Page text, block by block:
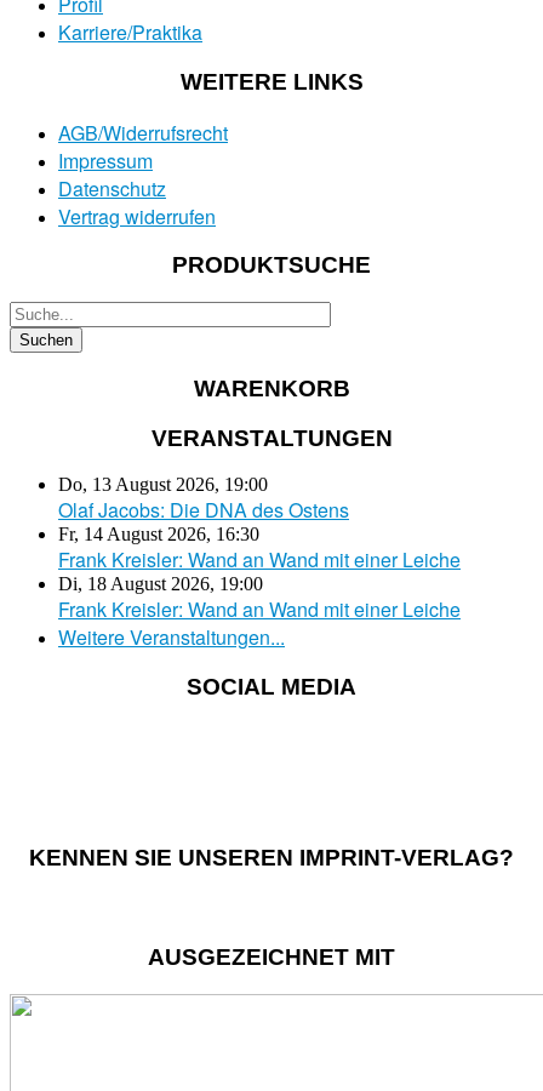
Karriere/Praktika
WEITERE LINKS
AGB/Widerrufsrecht
Impressum
Datenschutz
Vertrag widerrufen
PRODUKTSUCHE
WARENKORB
VERANSTALTUNGEN
Do, 13 August 2026, 19:00
Olaf Jacobs: Die DNA des Ostens
Fr, 14 August 2026, 16:30
Frank Kreisler: Wand an Wand mit einer Leiche
Di, 18 August 2026, 19:00
Frank Kreisler: Wand an Wand mit einer Leiche
Weitere Veranstaltungen...
SOCIAL MEDIA
KENNEN SIE UNSEREN IMPRINT-VERLAG?
AUSGEZEICHNET MIT